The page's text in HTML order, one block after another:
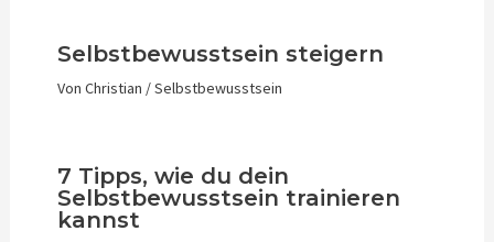
Selbstbewusstsein steigern
Von Christian /Selbstbewusstsein
7 Tipps, wie du dein
Selbstbewusstsein trainieren
kannst